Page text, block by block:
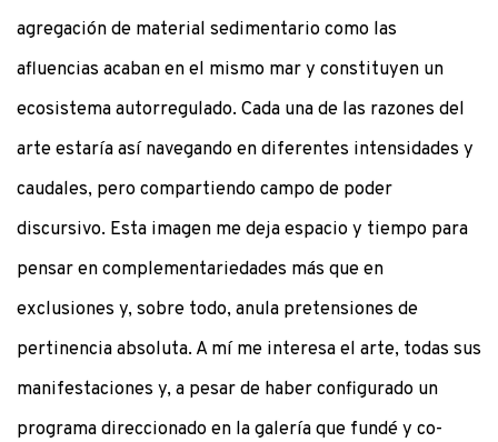
agregación de material sedimentario como las
afluencias acaban en el mismo mar y constituyen un
ecosistema autorregulado. Cada una de las razones del
arte estaría así navegando en diferentes intensidades y
caudales, pero compartiendo campo de poder
discursivo. Esta imagen me deja espacio y tiempo para
pensar en complementariedades más que en
exclusiones y, sobre todo, anula pretensiones de
pertinencia absoluta. A mí me interesa el arte, todas sus
manifestaciones y, a pesar de haber configurado un
programa direccionado en la galería que fundé y co-